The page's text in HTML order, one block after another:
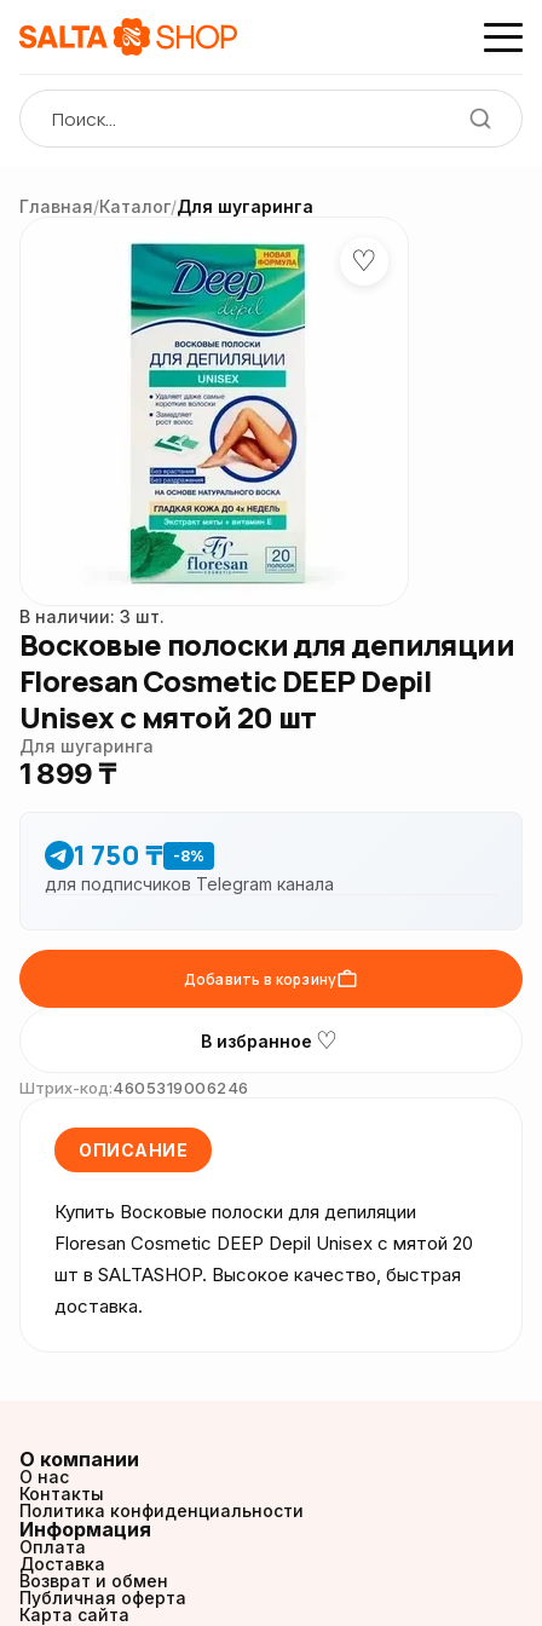
Главная/Каталог/Для шугаринга
♡
В наличии: 3 шт.
Восковые полоски для депиляции
Floresan Cosmetic DEEP Depil
Unisex с мятой 20 шт
Для шугаринга
1 899 ₸
1 750 ₸ -8%
для подписчиков Telegram канала
Добавить в корзину
В избранное ♡
Штрих-код:4605319006246
ОПИСАНИЕ
Купить Восковые полоски для депиляции
Floresan Cosmetic DEEP Depil Unisex с мятой 20
шт в SALTASHOP. Высокое качество, быстрая
доставка.
О компании
О нас
Контакты
Политика конфиденциальности
Информация
Оплата
Доставка
Возврат и обмен
Публичная оферта
Карта сайта